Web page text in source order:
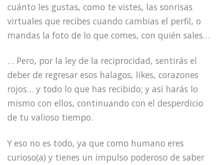
cuánto les gustas, como te vistes, las sonrisas
virtuales que recibes cuando cambias el perfil, o
mandas la foto de lo que comes, con quién sales…
… Pero, por la ley de la reciprocidad, sentirás el
deber de regresar esos halagos, likes, corazones
rojos… y todo lo que has recibido; y así harás lo
mismo con ellos, continuando con el desperdicio
de tu valioso tiempo.
Y eso no es todo, ya que como humano eres
curioso(a) y tienes un impulso poderoso de saber